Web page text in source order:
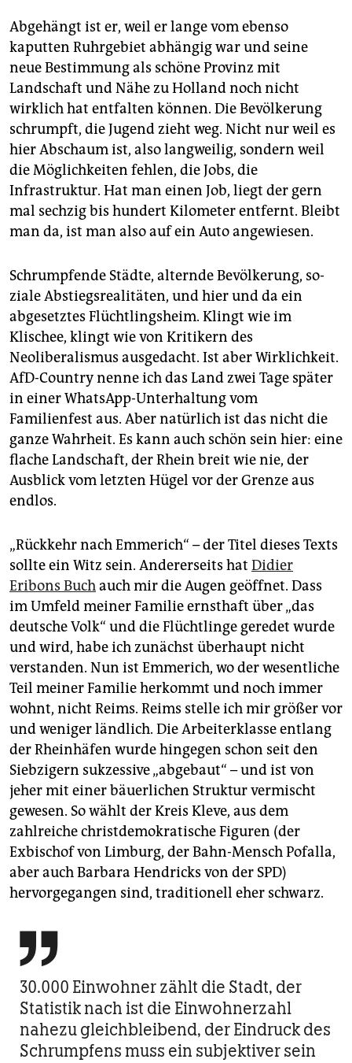
Abgehängt ist er, weil er lange vom ebenso
kaputten Ruhrgebiet abhängig war und seine
neue Bestimmung als schöne Provinz mit
Landschaft und Nähe zu Holland noch nicht
wirklich hat entfalten können. Die Bevölkerung
schrumpft, die Jugend zieht weg. Nicht nur weil es
hier Abschaum ist, also langweilig, sondern weil
die Möglichkeiten fehlen, die Jobs, die
Infrastruktur. Hat man einen Job, liegt der gern
mal sechzig bis hundert Kilometer entfernt. Bleibt
man da, ist man also auf ein Auto angewiesen.
Schrumpfende Städte, alternde Bevölkerung, so­
ziale Abstiegsrealitäten, und hier und da ein
abgesetztes Flüchtlingsheim. Klingt wie im
Klischee, klingt wie von Kritikern des
Neoliberalismus ausgedacht. Ist aber Wirklichkeit.
AfD-Country nen­ne ich das Land zwei Tage später
in einer WhatsApp-Unterhaltung vom
Familienfest aus. Aber natürlich ist das nicht die
ganze Wahrheit. Es kann auch schön sein hier: eine
flache Landschaft, der Rhein breit wie nie, der
Ausblick vom letzten Hügel vor der Grenze aus
endlos.
„Rückkehr nach Emmerich“ – der Titel dieses Texts
sollte ein Witz sein. Andererseits hat Didier
Eribons Buchauch mir die Augen geöffnet. Dass
im Umfeld meiner Familie ernsthaft über „das
deutsche Volk“ und die Flüchtlinge geredet wurde
und wird, habe ich zunächst überhaupt nicht
verstanden. Nun ist Emmerich, wo der wesentliche
Teil meiner Familie herkommt und noch immer
wohnt, nicht Reims. Reims stelle ich mir größer vor
und weniger ländlich. Die Arbeiterklasse entlang
der Rheinhäfen wurde hingegen schon seit den
Siebzigern sukzessive „abgebaut“ – und ist von
jeher mit einer bäuerlichen Struktur vermischt
gewesen. So wählt der Kreis Kleve, aus dem
zahlreiche christdemokratische Figuren (der
Exbischof von Limburg, der Bahn-Mensch Pofalla,
aber auch Barbara Hendricks von der SPD)
hervorgegangen sind, traditionell eher schwarz.

30.000 Einwohner zählt die Stadt, der
Statistik nach ist die Einwohnerzahl
nahezu gleichbleibend, der Eindruck des
Schrumpfens muss ein subjektiver sein